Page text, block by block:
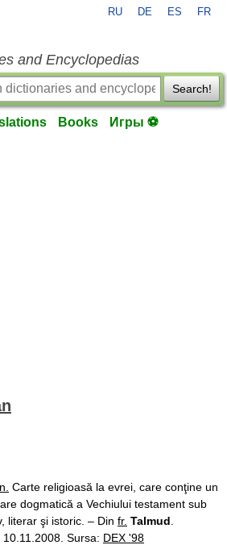
RU DE ES FR
and Encyclopedias
Search!
Books Игры ⚽
Carte religioasă la evrei, care conţine un
dogmatică a Vechiului testament sub
literar şi istoric. – Din fr. Talmud
Sursa: DEX '98